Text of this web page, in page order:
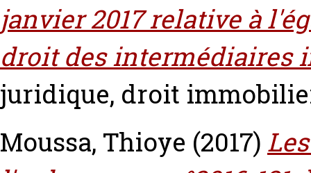
janvier 2017 relative à
droit des intermédiaires
juridique, droit
Moussa, Thioye (2017)